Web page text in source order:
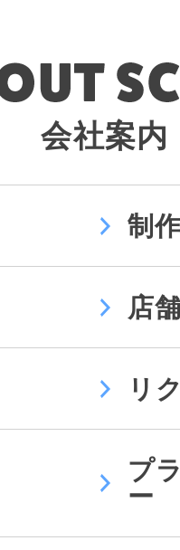
会社案内
制
店
リ
プ
ー